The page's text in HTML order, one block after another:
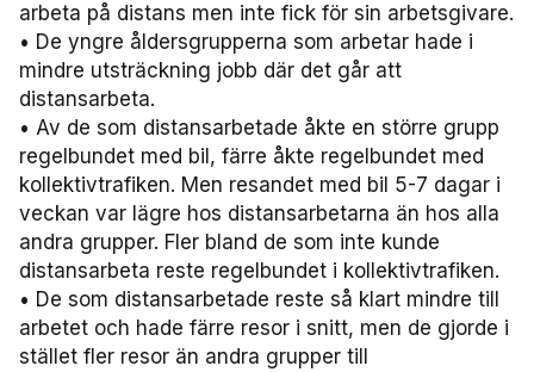
arbeta på distans men inte fick för sin arbetsgivare.
• De yngre åldersgrupperna som arbetar hade i
mindre utsträckning jobb där det går att
distansarbeta.
• Av de som distansarbetade åkte en större grupp
regelbundet med bil, färre åkte regelbundet med
kollektivtrafiken. Men resandet med bil 5-7 dagar i
veckan var lägre hos distansarbetarna än hos alla
andra grupper. Fler bland de som inte kunde
distansarbeta reste regelbundet i kollektivtrafiken.
• De som distansarbetade reste så klart mindre till
arbetet och hade färre resor i snitt, men de gjorde i
stället fler resor än andra grupper till